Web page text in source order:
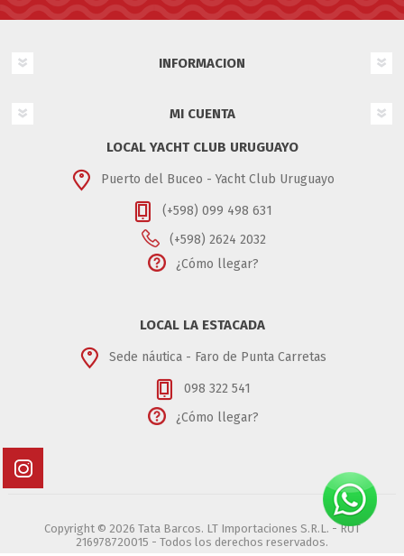
INFORMACION
MI CUENTA
LOCAL YACHT CLUB URUGUAYO
Puerto del Buceo - Yacht Club Uruguayo
(+598) 099 498 631
(+598) 2624 2032
¿Cómo llegar?
LOCAL LA ESTACADA
Sede náutica - Faro de Punta Carretas
098 322 541
¿Cómo llegar?
Copyright © 2026 Tata Barcos. LT Importaciones S.R.L. - RUT
216978720015 - Todos los derechos reservados.